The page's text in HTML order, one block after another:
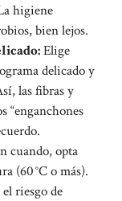
higiene
bien lejos.
Elige
delicado y
las fibras y
“enganchones
cuando, opta
(60 °C o más).
riesgo de